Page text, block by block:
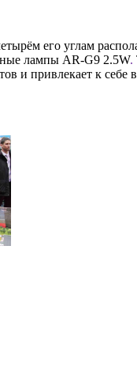
его углам
лампы AR-G9 2.5W.
и привлекает к себе